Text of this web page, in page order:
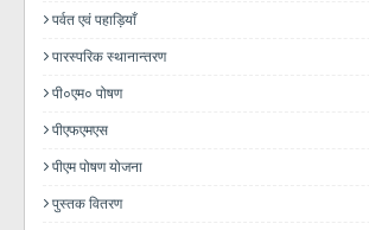
पर्वत एवं पहाड़ियाँ
पारस्परिक स्थानान्तरण
पी०एम० पोषण
पीएफएमएस
पीएम पोषण योजना
पुस्तक वितरण